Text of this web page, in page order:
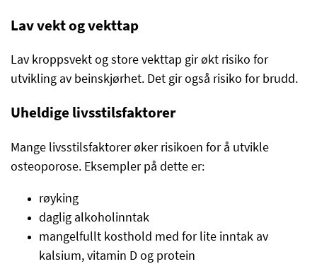
Lav vekt og vekttap
Lav kroppsvekt og store vekttap gir økt risiko for
utvikling av beinskjørhet. Det gir også risiko for brudd.
Uheldige livsstilsfaktorer
Mange livsstilsfaktorer øker risikoen for å utvikle
osteoporose. Eksempler på dette er:
røyking
daglig alkoholinntak
mangelfullt kosthold med for lite inntak av
kalsium, vitamin D og protein